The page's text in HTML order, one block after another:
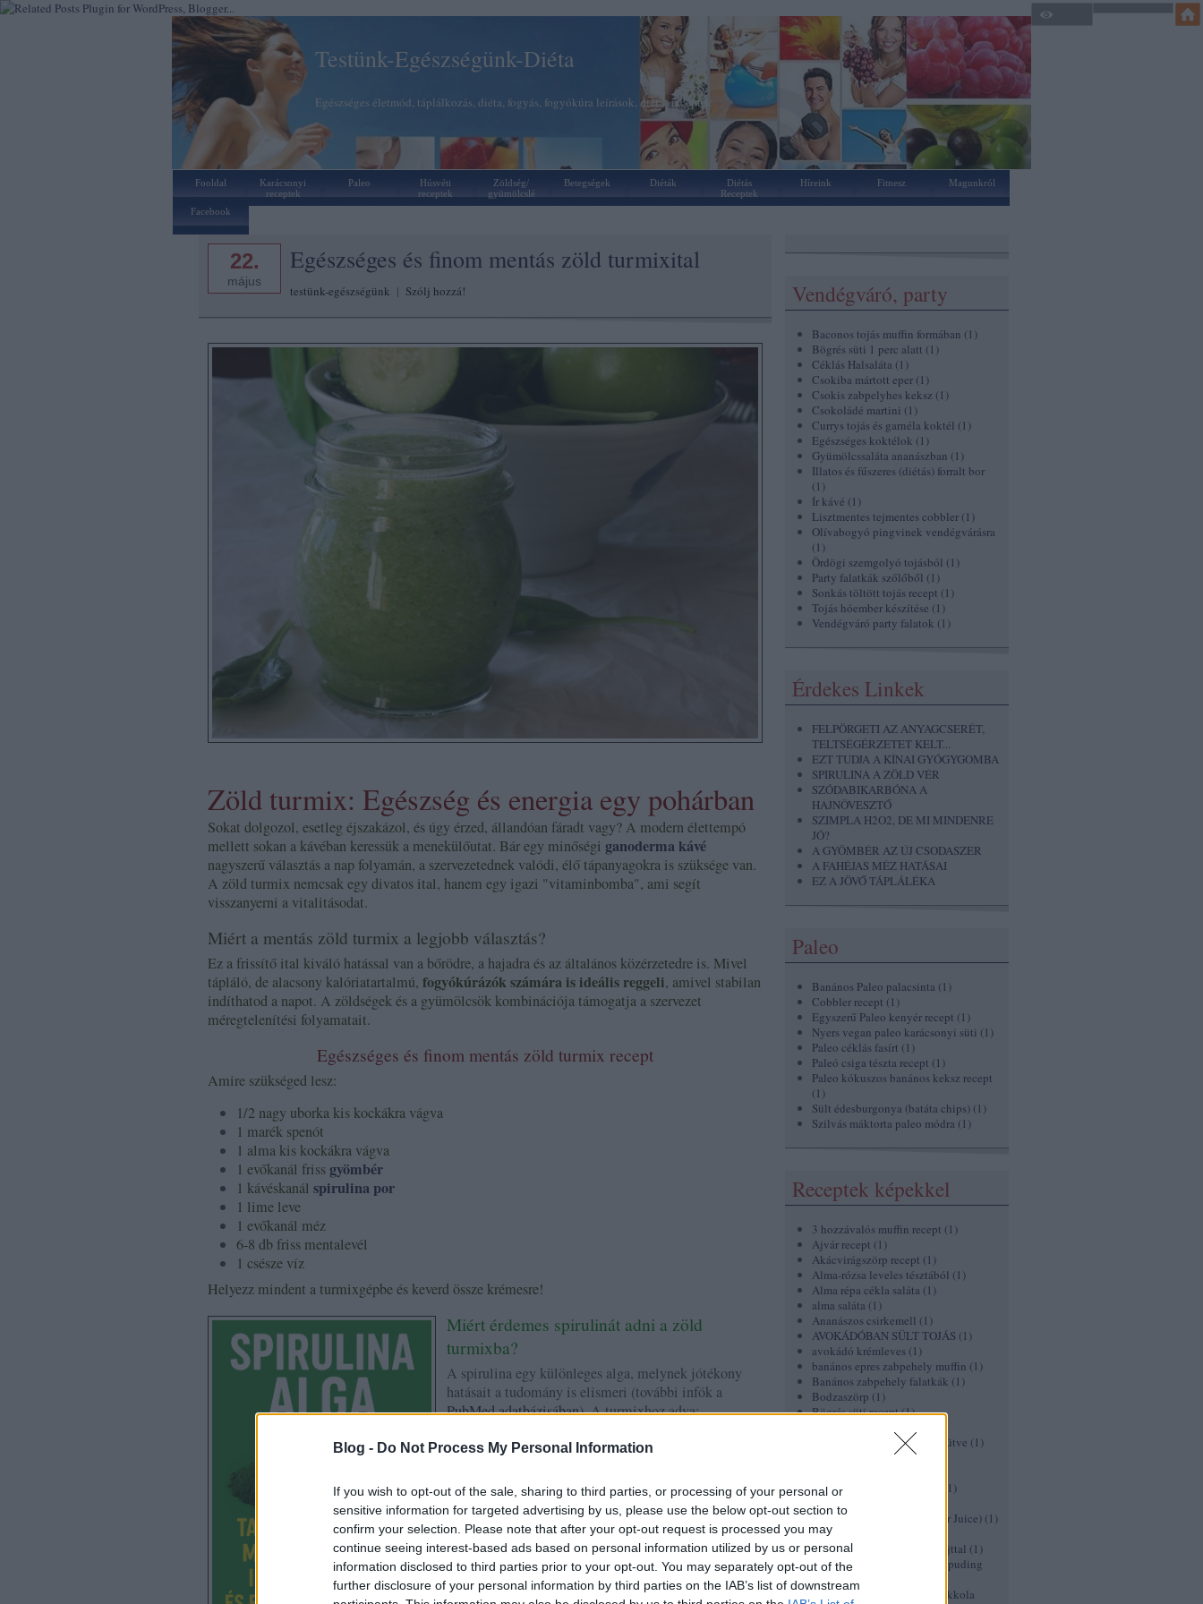
Blog - Do Not Process My Personal Information
If you wish to opt-out of the sale, sharing to third parties, or processing of your personal or
sensitive information for targeted advertising by us, please use the below opt-out section to
confirm your selection. Please note that after your opt-out request is processed you may
continue seeing interest-based ads based on personal information utilized by us or personal
information disclosed to third parties prior to your opt-out. You may separately opt-out of the
further disclosure of your personal information by third parties on the IAB’s list of downstream
Testünk-Egészségünk-Diéta
Egészséges életmód, táplálkozás, diéta, fogyás, fogyókúra leírások, diétás receptek
Fooldal
Karácsonyi
receptek
Paleo
Húsvéti
receptek
Zöldség/
gyümölcslé
Betegségek Diéták
Diétás
Receptek
Híreink Fitnesz Magunkról
Facebook
Vendégváró, party
Baconos tojás muffin formában (1 )
Bögrés süti 1 perc alatt (1 )
Céklás Halsaláta (1 )
Csokiba mártott eper (1 )
Csokis zabpelyhes keksz (1 )
Csokoládé martini (1 )
Currys tojás és garnéla koktél (1 )
Egészséges koktélok (1 )
Gyümölcssaláta ananászban (1 )
Illatos és fűszeres (diétás) forralt bor
(1 )
Ír kávé (1 )
Lisztmentes tejmentes cobbler (1 )
Olívabogyó pingvinek vendégvárásra
(1 )
Ördögi szemgolyó tojásból (1 )
Party falatkák szőlőből (1 )
Sonkás töltött tojás recept (1 )
Tojás hóember készítése (1 )
Vendégváró party falatok (1 )
Érdekes Linkek
FELPÖRGETI AZ ANYAGCSERÉT,
TELTSÉGÉRZETET KELT...
EZT TUDJA A KÍNAI GYÓGYGOMBA
SPIRULINA A ZÖLD VÉR
SZÓDABIKARBÓNA A
HAJNÖVESZTŐ
SZIMPLA H2O2, DE MI MINDENRE
JÓ?
A GYÖMBÉR AZ ÚJ CSODASZER
A FAHÉJAS MÉZ HATÁSAI
EZ A JÖVŐ TÁPLÁLÉKA
Paleo
Banános Paleo palacsinta (1 )
Cobbler recept (1 )
Egyszerű Paleo kenyér recept (1 )
Nyers vegan paleo karácsonyi süti (1 )
Paleo céklás fasírt (1 )
Paleó csiga tészta recept (1 )
Paleo kókuszos banános keksz recept
(1 )
Sült édesburgonya (batáta chips) (1 )
Szilvás máktorta paleo módra (1 )
Receptek képekkel
3 hozzávalós muffin recept (1 )
Ajvár recept (1 )
Akácvirágszörp recept (1 )
Alma-rózsa leveles tésztából (1 )
Alma répa cékla saláta (1 )
alma saláta (1 )
Ananászos csirkemell (1 )
AVOKÁDÓBAN SÜLT TOJÁS (1 )
avokádó krémleves (1 )
banános epres zabpehely muffin (1 )
Banános zabpehely falatkák (1 )
Bodzaszörp (1 )
Bögrés süti recept(1)
Brokkoli és karfiol csőben sütve (1 )
Céklás pulyka fasírt recept
1 )
cékla chips
Cékla vérnaranccsal (Vámpír Juice) (1 )
Chowder
cseresznyekompót kecskesajttal (1 )
Cseresznyés/Meggyes Chia puding
recept
Cseresznyés kecskesajtos rukkola
22.
május
Egészséges és finom mentás zöld turmixital
testünk-egészségünk | Szólj hozzá!
Zöld turmix: Egészség és energia egy pohárban
Sokat dolgozol, esetleg éjszakázol, és úgy érzed, állandóan fáradt vagy? A modern élettempó
mellett sokan a kávéban keressük a menekülőutat. Bár egy minőségi ganoderma kávé
nagyszerű választás a nap folyamán, a szervezetednek valódi, élő tápanyagokra is szüksége van.
A zöld turmix nemcsak egy divatos ital, hanem egy igazi "vitaminbomba", ami segít
visszanyerni a vitalitásodat.
Miért a mentás zöld turmix a legjobb választás?
Ez a frissítő ital kiváló hatással van a bőrödre, a hajadra és az általános közérzetedre is. Mivel
tápláló, de alacsony kalóriatartalmú, fogyókúrázók számára is ideális reggeli, amivel stabilan
indíthatod a napot. A zöldségek és a gyümölcsök kombinációja támogatja a szervezet
méregtelenítési folyamatait.
Egészséges és finom mentás zöld turmix recept
Amire szükséged lesz:
1/2 nagy uborka kis kockákra vágva
1 marék spenót
1 alma kis kockákra vágva
1 evőkanál friss gyömbér
1 kávéskanál spirulina por
1 lime leve
1 evőkanál méz
6-8 db friss mentalevél
1 csésze víz
Helyezz mindent a turmixgépbe és keverd össze krémesre!
Miért érdemes spirulinát adni a zöld
turmixba?
A spirulina egy különleges alga, melynek jótékony
hatásait a tudomány is elismeri (további infók a
PubMed adatbázisában). A turmixhoz adva:
Tápanyagban rendkívül gazdag:Támogatja a
szervezet általános vitalitását.
növeléséhez.
Antioxidánsokat tartalmaz:Segíthet a sejtek
védelmében.
Fogyókúrához is ideális:Tápláló, mégis alacsony
kalóriatartalmú.